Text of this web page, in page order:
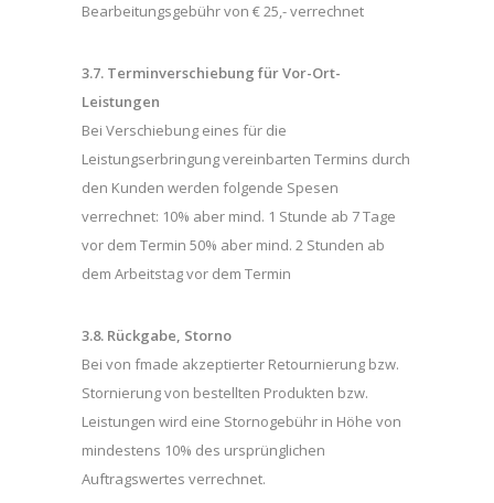
Bearbeitungsgebühr von € 25,- verrechnet
3.7. Terminverschiebung für Vor-Ort-
Leistungen
Bei Verschiebung eines für die
Leistungserbringung vereinbarten Termins durch
den Kunden werden folgende Spesen
verrechnet: 10% aber mind. 1 Stunde ab 7 Tage
vor dem Termin 50% aber mind. 2 Stunden ab
dem Arbeitstag vor dem Termin
3.8. Rückgabe, Storno
Bei von fmade akzeptierter Retournierung bzw.
Stornierung von bestellten Produkten bzw.
Leistungen wird eine Stornogebühr in Höhe von
mindestens 10% des ursprünglichen
Auftragswertes verrechnet.